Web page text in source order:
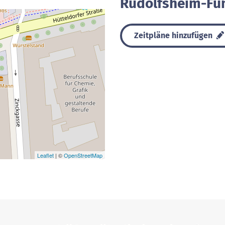
Leaflet | ©OpenStreetMap
Zeitpläne hinzufügen